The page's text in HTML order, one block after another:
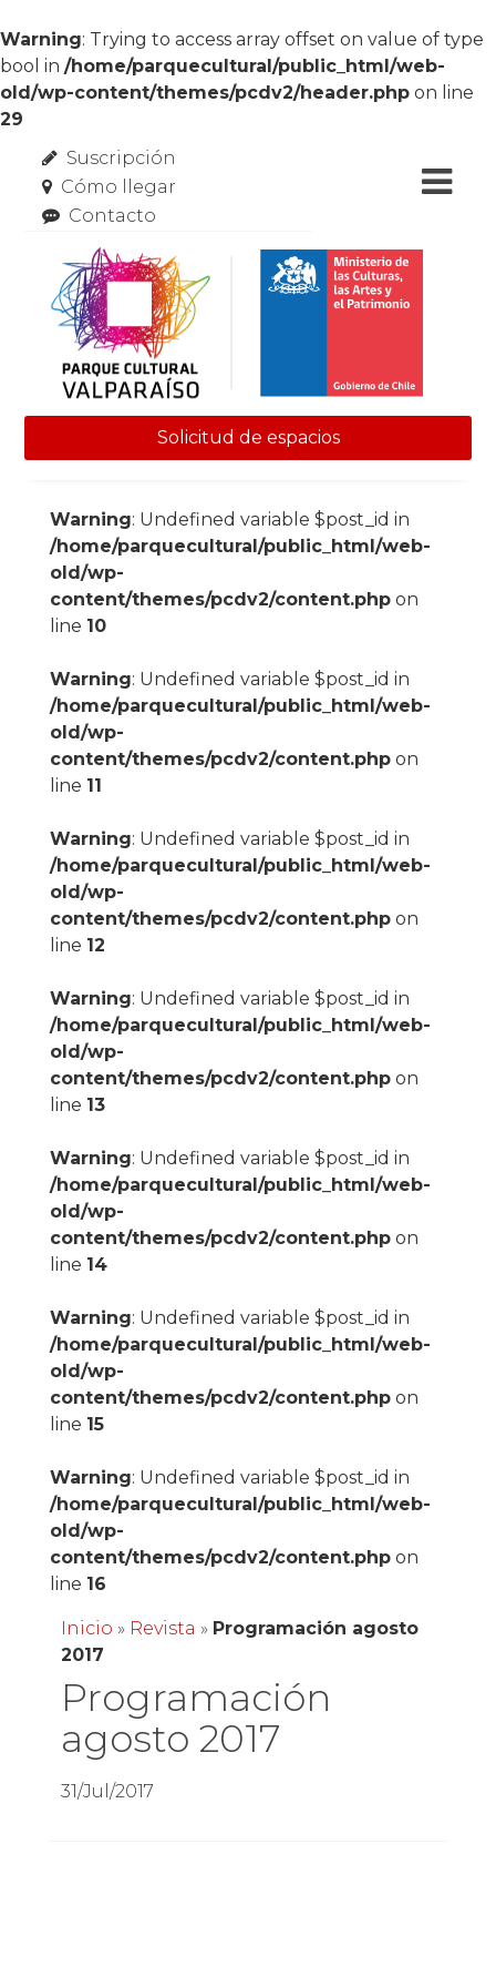
Warning: Trying to access array offset on value of type
bool in /home/parquecultural/public_html/web-
old/wp-content/themes/pcdv2/header.php on line
29
Suscripción
Cómo llegar
Contacto
Solicitud de espacios
Warning: Undefined variable $post_id in
/home/parquecultural/public_html/web-
old/wp-
content/themes/pcdv2/content.phpon
line 10
Warning: Undefined variable $post_id in
/home/parquecultural/public_html/web-
old/wp-
content/themes/pcdv2/content.phpon
line 11
Warning: Undefined variable $post_id in
/home/parquecultural/public_html/web-
old/wp-
content/themes/pcdv2/content.phpon
line 12
Warning: Undefined variable $post_id in
/home/parquecultural/public_html/web-
old/wp-
content/themes/pcdv2/content.phpon
line 13
Warning: Undefined variable $post_id in
/home/parquecultural/public_html/web-
old/wp-
content/themes/pcdv2/content.phpon
line 14
Warning: Undefined variable $post_id in
/home/parquecultural/public_html/web-
old/wp-
content/themes/pcdv2/content.phpon
line 15
Warning: Undefined variable $post_id in
/home/parquecultural/public_html/web-
old/wp-
content/themes/pcdv2/content.phpon
line 16
Inicio » Revista » Programación agosto
2017
Programación
agosto 2017
31/Jul/2017